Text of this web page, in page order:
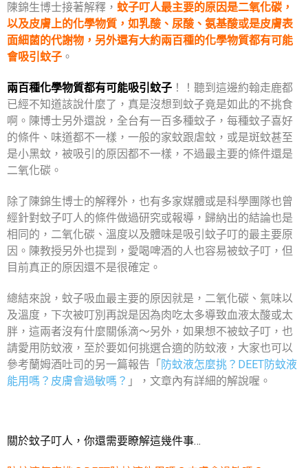
陳錦生博士接著解釋， 蚊子叮人最主要的原因是二氧化碳，
以及皮膚上的化學物質，如乳酸、尿酸、氨基酸或是皮膚表
面細菌的代謝物，另外還有大約兩百種的化學物質都有可能
會吸引蚊子 。
兩百種化學物質都有可能吸引蚊子 ！！聽到這邊約翰走鹿都
已經不知道該說什麼了，真是沒想到蚊子竟是如此的不挑食
啊。陳博士另外還說，全台有一百多種蚊子，每種蚊子喜好
的條件、味道都不一樣，一般的家蚊跟虐蚊，或是斑蚊甚至
是小黑蚊，被吸引的原因都不一樣，不過最主要的條件還是
二氧化碳。
除了陳錦生博士的解釋外，也有多家媒體或是科學團隊也曾
經針對蚊子叮人的條件做過研究或報導，歸納出的結論也是
相同的，二氧化碳、溫度以及體味是吸引蚊子叮的最主要原
因。陳教授另外也提到，愛喝啤酒的人也容易被蚊子叮，但
目前真正的原因還不是很確定。
總結來說，蚊子吸血最主要的原因就是，二氧化碳、氣味以
及溫度，下次被叮別再說是因為肉吃太多導致血液太酸或太
胖，這兩者沒有什麼關係滴～另外，如果想不被蚊子叮，也
請愛用防蚊液，至於要如何挑選合適的防蚊液，大家也可以
參考蘭姆酒吐司的另一篇報告「 防蚊液怎麼挑？DEET防蚊液
能用嗎？皮膚會過敏嗎？ 」，文章內有詳細的解說喔。
關於蚊子叮人，你還需要瞭解這幾件事…